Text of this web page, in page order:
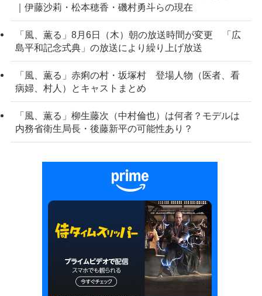
｜伊藤沙莉・松本穂香・磯村勇斗らの現在
「風、薫る」8月6日（木）朝の放送時間が変更 「広
島平和記念式典」の放送により繰り上げ放送
「風、薫る」赤痢の村・坂塚村 登場人物（医者、看
病婦、村人）とキャストまとめ
「風、薫る」柳生藤次（中村倫也）は何者？モデルは
内務省衛生局長・後藤新平の可能性あり？